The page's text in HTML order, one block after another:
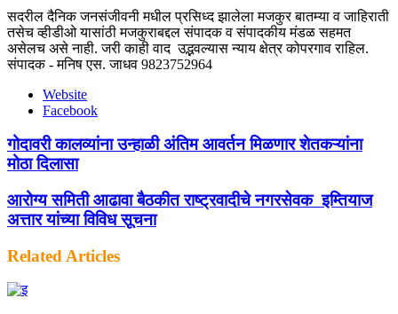
सदरील दैनिक जनसंजीवनी मधील प्रसिध्द झालेला मजकुर बातम्या व जाहिराती
तसेच व्हीडीओ यासांठी मजकुराबद्दल संपादक व संपादकीय मंडळ सहमत
असेलच असे नाही. जरी काही वाद उद्भवल्यास न्याय क्षेत्र कोपरगाव राहिल.
संपादक - मनिष एस. जाधव 9823752964
Website
Facebook
गोदावरी कालव्यांना उन्हाळी अंतिम आवर्तन मिळणार शेतकऱ्यांना
मोठा दिलासा
आरोग्य समिती आढावा बैठकीत राष्ट्रवादीचे नगरसेवक इम्तियाज
अत्तार यांच्या विविध सूचना
Related Articles